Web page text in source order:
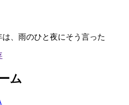
は、雨のひと夜にそう言った
ム